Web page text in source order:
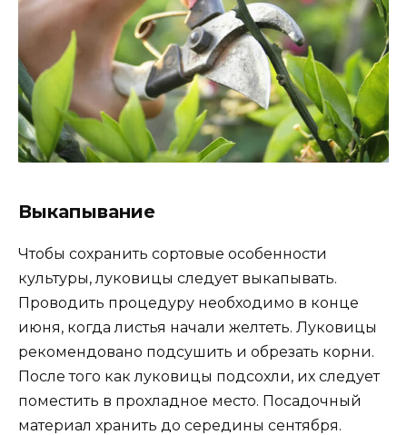
Выкапывание
Чтобы сохранить сортовые особенности
культуры, луковицы следует выкапывать.
Проводить процедуру необходимо в конце
июня, когда листья начали желтеть. Луковицы
рекомендовано подсушить и обрезать корни.
После того как луковицы подсохли, их следует
поместить в прохладное место. Посадочный
материал хранить до середины сентября.